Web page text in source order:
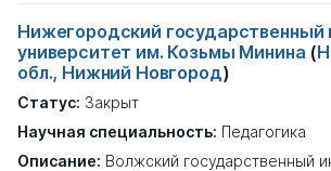
Нижегородский государственный
университет им. Козьмы Минина (
обл., Нижний Новгород)
Статус: Закрыт
Научная специальность: Педагогика
Описание: Волжский государственный